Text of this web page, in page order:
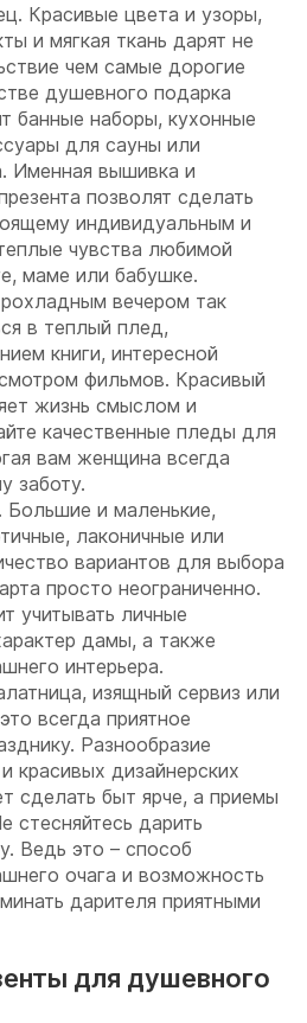
Красивые цвета и узоры,
и мягкая ткань дарят не
чем самые дорогие
душевного подарка
банные наборы, кухонные
для сауны или
Именная вышивка и
позволят сделать
индивидуальным и
чувства любимой
маме или бабушке.
вечером так
в теплый плед,
книги, интересной
фильмов. Красивый
жизнь смыслом и
качественные пледы для
вам женщина всегда
заботу.
Большие и маленькие,
лаконичные или
вариантов для выбора
просто неограниченно.
учитывать личные
дамы, а также
интерьера.
изящный сервиз или
всегда приятное
Разнообразие
красивых дизайнерских
сделать быт ярче, а приемы
стесняйтесь дарить
Ведь это – способ
очага и возможность
дарителя приятными
для душевного